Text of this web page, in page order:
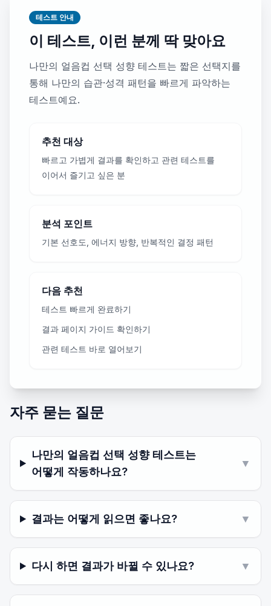
테스트 안내
이 테스트, 이런 분께 딱 맞아요
나만의 얼음컵 선택 성향 테스트는 짧은 선택지를
통해 나만의 습관·성격 패턴을 빠르게 파악하는
테스트예요.
추천 대상
빠르고 가볍게 결과를 확인하고 관련 테스트를
이어서 즐기고 싶은 분
분석 포인트
기본 선호도, 에너지 방향, 반복적인 결정 패턴
다음 추천
테스트 빠르게 완료하기
결과 페이지 가이드 확인하기
관련 테스트 바로 열어보기
자주 묻는 질문
나만의 얼음컵 선택 성향 테스트는
어떻게 작동하나요?
▼
결과는 어떻게 읽으면 좋나요? ▼
다시 하면 결과가 바뀔 수 있나요? ▼